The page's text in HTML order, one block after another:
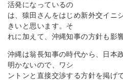
活発になっているの
は、猿田さんをはじめ新外交イニ
きいと思います。そ
れに加えて、沖縄知事の方針も影
沖縄は翁長知事の時代から、日本
明かないので、ワシ
ントンと直接交渉する方針を掲げ